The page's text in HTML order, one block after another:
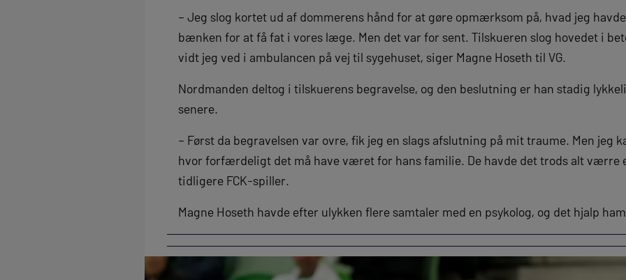
– Jeg slog kortet ud af dommerens hånd for at gøre opmærksom på, hvad jeg
bænken for at få fat i vores læge. Men det var for sent. Tilskueren slog hovedet i
vidt jeg ved i ambulancen på vej til sygehuset, siger Magne Hoseth til VG.
Nordmanden deltog i tilskuerens begravelse, og den beslutning er han stadig
senere.
– Først da begravelsen var ovre, fik jeg en slags afslutning på mit traume. Men jeg
hvor forfærdeligt det må have været for hans familie. De havde det trods alt værre
tidligere FCK-spiller.
Magne Hoseth havde efter ulykken flere samtaler med en psykolog, og det hjalp